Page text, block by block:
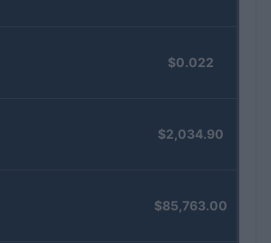
$0.022
$2,034.90
$85,763.00